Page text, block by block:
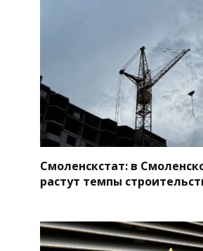
Смоленскстат: в
растут темпы